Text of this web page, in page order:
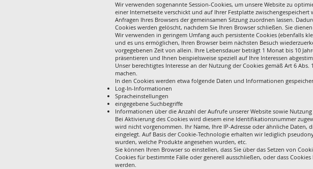
Wir verwenden sogenannte Session-Cookies, um unsere Website zu
einer Internetseite verschickt und auf Ihrer Festplatte
Anfragen Ihres Browsers der gemeinsamen Sitzung zuordnen lassen.
Cookies werden gelöscht, nachdem Sie Ihren Browser schließen. Sie
Wir verwenden in geringem Umfang auch persistente Cookies (ebenfalls
und es uns ermöglichen, Ihren Browser beim nächsten Besuch
vorgegebenen Zeit von allein. Ihre Lebensdauer beträgt 1 Monat bis 10
präsentieren und Ihnen beispielsweise speziell auf Ihre Interessen
Unser berechtigtes Interesse an der Nutzung der Cookies gemäß Art 6
machen.
In den Cookies werden etwa folgende Daten und Informationen
Log-In-Informationen
Spracheinstellungen
eingegebene Suchbegriffe
Informationen über die Anzahl der Aufrufe unserer Website sowie
Bei Aktivierung des Cookies wird diesem eine Identifikationsnummer
wird nicht vorgenommen. Ihr Name, Ihre IP-Adresse oder ähnliche
eingelegt. Auf Basis der Cookie-Technologie erhalten wir lediglich
wurden, welche Produkte angesehen wurden, etc.
Sie können Ihren Browser so einstellen, dass Sie über das Setzen von
Cookies für bestimmte Fälle oder generell ausschließen, oder dass
werden.